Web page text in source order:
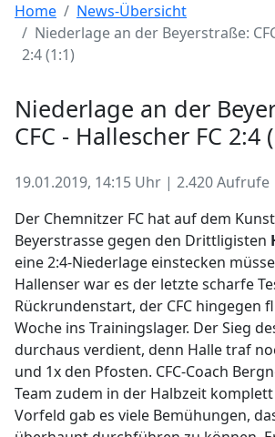
Home
News-Übersicht
Niederlage an der Beyerstraße:
2:4 (1:1)
Niederlage an der
CFC - Hallescher FC 2:4
19.01.2019, 14:15 Uhr | 2.420 Aufrufe
Der Chemnitzer FC hat auf dem
Beyerstrasse gegen den Drittligisten
eine 2:4-Niederlage einstecken
Hallenser war es der letzte scharfe
Rückrundenstart, der CFC hingegen
Woche ins Trainingslager. Der Sieg
durchaus verdient, denn Halle traf
und 1x den Pfosten. CFC-Coach
Team zudem in der Halbzeit
Vorfeld gab es viele Bemühungen,